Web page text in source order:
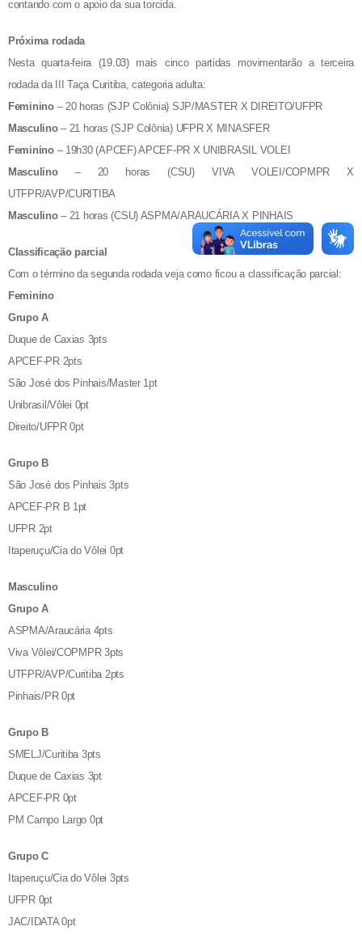
contando com o apoio da sua torcida.
Próxima rodada
Nesta quarta-feira (19.03) mais cinco partidas movimentarão a terceira
rodada da III Taça Curitiba, categoria adulta:
Feminino– 20 horas (SJP Colônia) SJP/MASTER X DIREITO/UFPR
Masculino– 21 horas(SJP Colônia) UFPR X MINASFER
Feminino– 19h30(APCEF)APCEF-PR X UNIBRASIL VOLEI
Masculino– 20 horas(CSU)VIVA VOLEI/COPMPR X
UTFPR/AVP/CURITIBA
Masculino– 21 horas (CSU) ASPMA/ARAUCÁRIA X PINHAIS
Classificação parcial
Com o término da segunda rodada veja como ficou a classificação parcial:
Feminino
Grupo A
Duque de Caxias 3pts
APCEF-PR 2pts
São José dos Pinhais/Master 1pt
Unibrasil/Vôlei 0pt
Direito/UFPR 0pt
Grupo B
São José dos Pinhais 3pts
APCEF-PR B 1pt
UFPR 2pt
Itaperuçu/Cia do Vôlei 0pt
Masculino
Grupo A
ASPMA/Araucária 4pts
Viva Vôlei/COPMPR 3pts
UTFPR/AVP/Curitiba 2pts
Pinhais/PR 0pt
Grupo B
SMELJ/Curitiba 3pts
Duque de Caxias 3pt
APCEF-PR 0pt
PM Campo Largo 0pt
Grupo C
Itaperuçu/Cia do Vôlei 3pts
UFPR 0pt
JAC/IDATA 0pt